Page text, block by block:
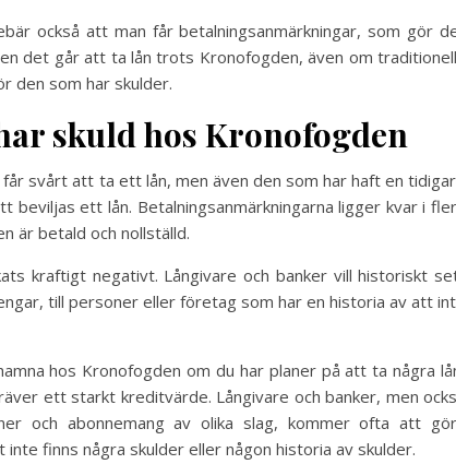
också att man får betalningsanmärkningar, som gör
det går att ta lån trots Kronofogden, även om
den som har skulder.
skuld hos Kronofogden
svårt att ta ett lån, men även den som har haft en
ett lån. Betalningsanmärkningarna ligger kvar i
är betald och nollställd.
kraftigt negativt. Långivare och banker vill historiskt
till personer eller företag som har en historia av att
hos Kronofogden om du har planer på att ta några
ett starkt kreditvärde. Långivare och banker, men
och abonnemang av olika slag, kommer ofta att
finns några skulder eller någon historia av skulder.